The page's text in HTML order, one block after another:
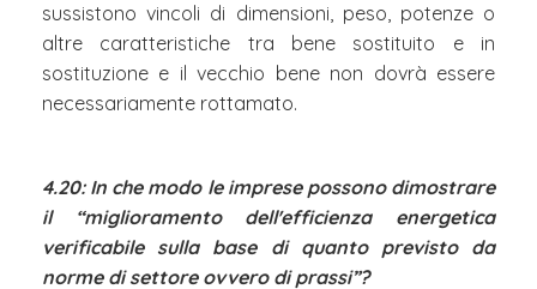
sussistono vincoli di dimensioni, peso, potenze o
altre caratteristiche tra bene sostituito e in
sostituzione e il vecchio bene non dovrà essere
necessariamente rottamato.
4.20: In che modo le imprese possono dimostrare
il “miglioramento dell'efficienza energetica
verificabile sulla base di quanto previsto da
norme di settore ovvero di prassi”?